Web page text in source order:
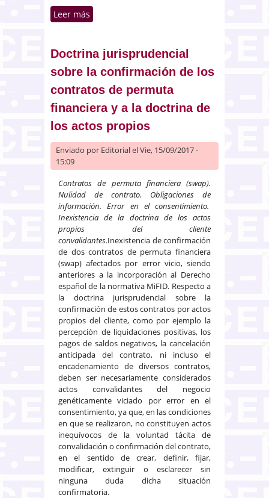
Leer más
crédito futuro por devolución de
Doctrina jurisprudencial
sobre la confirmación de los
contratos de permuta
financiera y a la doctrina de
los actos propios
Enviado por Editorialel Vie, 15/09/2017 -
15:09
Contratos de permuta financiera (swap).
Nulidad de contrato. Obligaciones de
información. Error en el consentimiento.
Inexistencia de la doctrina de los actos
propios del cliente
convalidantes.Inexistencia de confirmación
de dos contratos de permuta financiera
(swap) afectados por error vicio, siendo
anteriores a la incorporación al Derecho
español de la normativa MiFID. Respecto a
la doctrina jurisprudencial sobre la
confirmación de estos contratos por actos
propios del cliente, como por ejemplo la
percepción de liquidaciones positivas, los
pagos de saldos negativos, la cancelación
anticipada del contrato, ni incluso el
encadenamiento de diversos contratos,
deben ser necesariamente considerados
actos convalidantes del negocio
genéticamente viciado por error en el
consentimiento, ya que, en las condiciones
en que se realizaron, no constituyen actos
inequívocos de la voluntad tácita de
convalidación o confirmación del contrato,
en el sentido de crear, definir, fijar,
modificar, extinguir o esclarecer sin
ninguna duda dicha situación
confirmatoria.